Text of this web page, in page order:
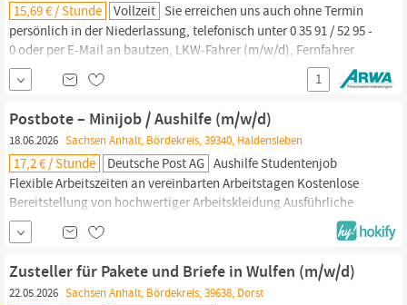
15,69 € / Stunde Vollzeit Sie erreichen uns auch ohne Termin
persönlich in der Niederlassung, telefonisch unter 0 35 91 / 52 95 -
0 oder per E-Mail an bautzen, LKW‑Fahrer (m/w/d), Fernfahrer
(m/w/d),
Zusteller
Auslieferungsfahrer (m/w/d) oder Gefahrguttransporter (m/w/d)?
Das trifft sich gut, denn diese Jobs sind ab sofort für Sie verfügbar!
1
Postbote – Minijob / Aushilfe (m/w/d)
18.06.2026 Sachsen Anhalt, Bördekreis, 39340, Haldensleben
17,2 € / Stunde Deutsche Post AG Aushilfe Studentenjob
Flexible Arbeitszeiten an vereinbarten Arbeitstagen Kostenlose
Bereitstellung von hochwertiger Arbeitskleidung Ausführliche
Einweisung (bezahlt) – wir machen dich fit für die Zustellung Ein
krisensicherer Arbeitsplatz, garantierte Gehaltssteigerung gemäß
Tarifvertrag und pünktliche Gehaltszahlungen Deine Aufgaben als
Zustellerbei uns Zustellung von...
Zusteller für Pakete und Briefe in Wulfen (m/w/d)
22.05.2026 Sachsen Anhalt, Bördekreis, 39638, Dorst